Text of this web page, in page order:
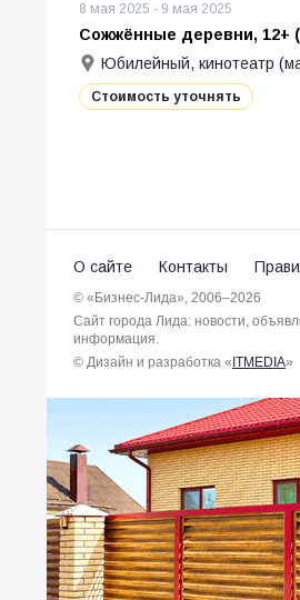
8 мая 2025 - 9 мая 2025
Сожжённые деревни, 12+
Юбилейный, кинотеатр
Стоимость уточнять
О сайте Контакты
© «Бизнес-Лида», 2006–2026
Сайт города Лида: новости,
информация.
© Дизайн и разработка « ITMEDIA»